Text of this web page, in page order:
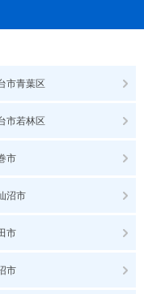
市青葉区
市若林区
市
沼市
市
市